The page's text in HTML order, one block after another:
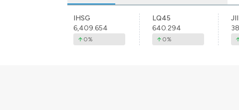
IHSG
6,409.654
0%
LQ45
640.294
0%
JII